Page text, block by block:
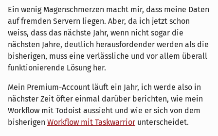
Ein wenig Magenschmerzen macht mir, dass meine Daten
auf fremden Servern liegen. Aber, da ich jetzt schon
weiss, dass das nächste Jahr, wenn nicht sogar die
nächsten Jahre, deutlich herausfordender werden als die
bisherigen, muss eine verlässliche und vor allem überall
funktionierende Lösung her.
Mein Premium-Account läuft ein Jahr, ich werde also in
nächster Zeit öfter einmal darüber berichten, wie mein
Workflow mit Todoist aussieht und wie er sich von dem
bisherigen Workflow mit Taskwarrior unterscheidet.